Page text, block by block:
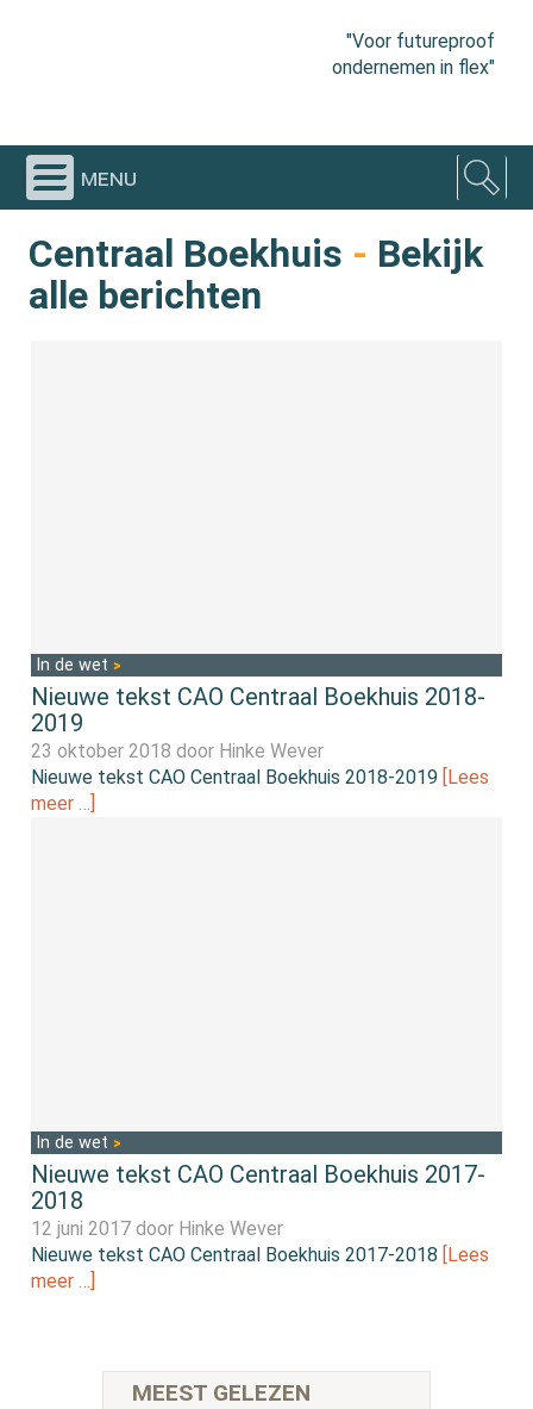
"Voor futureproof
ondernemen in flex"
menu
Centraal Boekhuis - Bekijk
alle berichten
In de wet
Nieuwe tekst CAO Centraal Boekhuis 2018-
2019
23 oktober 2018 door Hinke Wever
Nieuwe tekst CAO Centraal Boekhuis 2018-2019
[Lees
meer …]
In de wet
Nieuwe tekst CAO Centraal Boekhuis 2017-
2018
12 juni 2017 door Hinke Wever
Nieuwe tekst CAO Centraal Boekhuis 2017-2018 [Lees
meer …]
MEEST GELEZEN